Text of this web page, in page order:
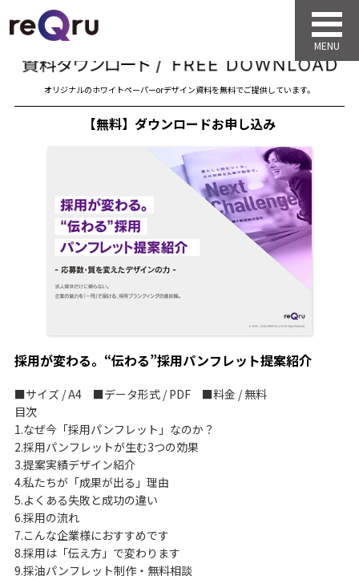
オリジナルのホワイトペーパーorデザイン資料を無料でご提供しています。
【無料】ダウンロードお申し込み
採用が変わる。“伝わる”採用パンフレット提案紹介
■サイズ / A4 ■データ形式 / PDF ■料金 / 無料
目次
1.なぜ今「採用パンフレット」なのか？
2.採用パンフレットが生む3つの効果
3.提案実績デザイン紹介
4.私たちが「成果が出る」理由
5.よくある失敗と成功の違い
6.採用の流れ
7.こんな企業様におすすめです
8.採用は「伝え方」で変わります
9.採油パンフレット制作・無料相談